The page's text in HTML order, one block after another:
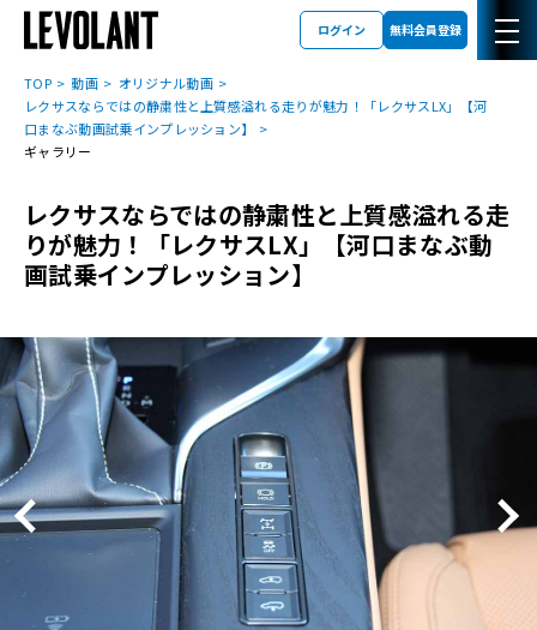
ログイン 無料会員登録
TOP 動画
オリジナル動画
レクサスならではの静粛性と上質感溢れる走りが魅力！「レクサスLX」【河
口まなぶ動画試乗インプレッション】
ギャラリー
レクサスならではの静粛性と上質感溢れる走
りが魅力！「レクサスLX」【河口まなぶ動
画試乗インプレッション】